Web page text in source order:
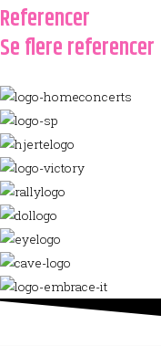
Referencer
Se flere referencer